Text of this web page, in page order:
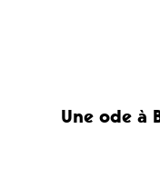
Une ode à